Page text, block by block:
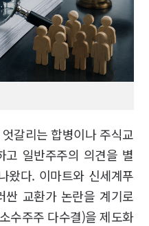
갈리는 합병이나 주식교
고 일반주주의 의견을 별
왔다. 이마트와 신세계푸
싼 교환가 논란을 계기로
수주주 다수결)을 제도화